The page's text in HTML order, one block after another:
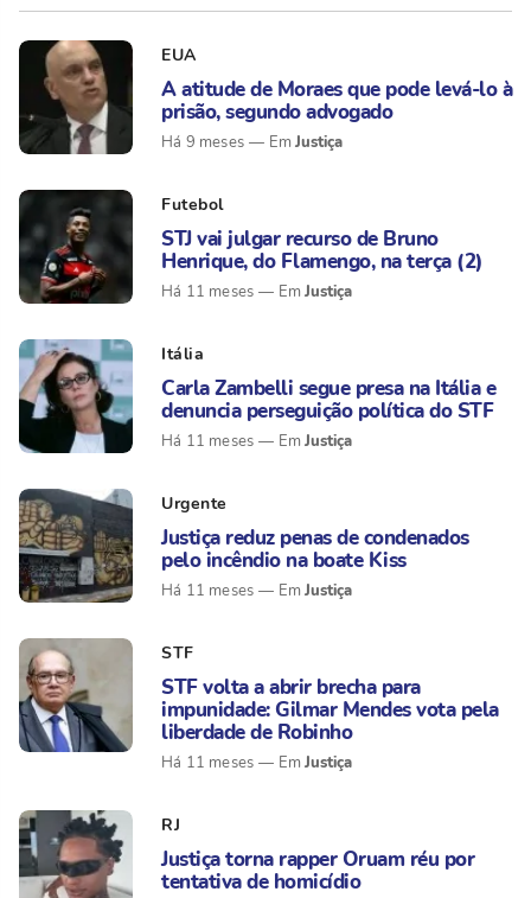
EUA
A atitude de Moraes que pode levá-lo à
prisão, segundo advogado
Há 9 meses Justiça
Futebol
STJ vai julgar recurso de Bruno
Henrique, do Flamengo, na terça (2)
Há 11 meses Justiça
Itália
Carla Zambelli segue presa na Itália e
denuncia perseguição política do STF
Há 11 meses Justiça
Urgente
Justiça reduz penas de condenados
pelo incêndio na boate Kiss
Há 11 meses Justiça
STF
STF volta a abrir brecha para
impunidade: Gilmar Mendes vota pela
liberdade de Robinho
Há 11 meses Justiça
RJ
Justiça torna rapper Oruam réu por
tentativa de homicídio